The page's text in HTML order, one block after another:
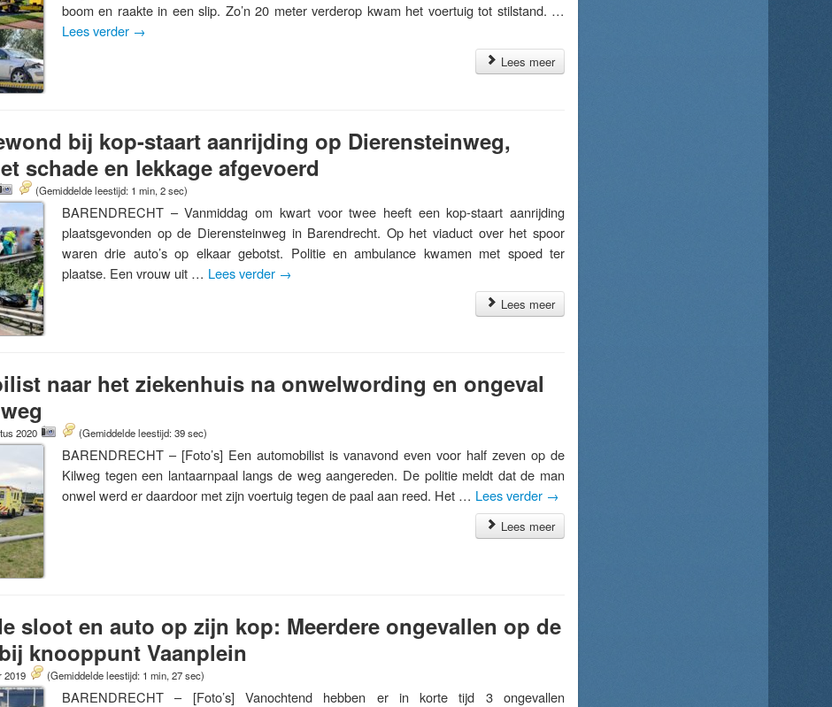
boom en raakte in een slip. Zo’n 20 meter verderop kwam het voertuig tot stilstand. …
Lees verder →
Lees meer
bij kop-staart aanrijding op Dierensteinweg,
schade en lekkage afgevoerd
(Gemiddelde leestijd: 1 min, 2 sec)
BARENDRECHT – Vanmiddag om kwart voor twee heeft een kop-staart aanrijding
plaatsgevonden op de Dierensteinweg in Barendrecht. Op het viaduct over het spoor
waren drie auto’s op elkaar gebotst. Politie en ambulance kwamen met spoed ter
plaatse. Een vrouw uit … Lees verder →
Lees meer
naar het ziekenhuis na onwelwording en ongeval
2020 (Gemiddelde leestijd: 39 sec)
BARENDRECHT – [Foto’s] Een automobilist is vanavond even voor half zeven op de
Kilweg tegen een lantaarnpaal langs de weg aangereden. De politie meldt dat de man
onwel werd er daardoor met zijn voertuig tegen de paal aan reed. Het … Lees verder →
Lees meer
sloot en auto op zijn kop: Meerdere ongevallen op de
knooppunt Vaanplein
2019 (Gemiddelde leestijd: 1 min, 27 sec)
BARENDRECHT – [Foto’s] Vanochtend hebben er in korte tijd 3 ongevallen